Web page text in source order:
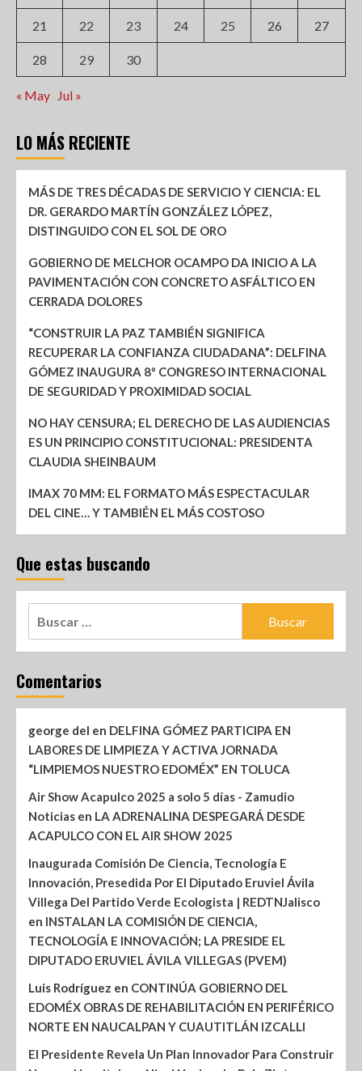
21 22 23 24 25 26 27
28 29 30
« May Jul »
LO MÁS RECIENTE
MÁS DE TRES DÉCADAS DE SERVICIO Y CIENCIA: EL
DR. GERARDO MARTÍN GONZÁLEZ LÓPEZ,
DISTINGUIDO CON EL SOL DE ORO
GOBIERNO DE MELCHOR OCAMPO DA INICIO A LA
PAVIMENTACIÓN CON CONCRETO ASFÁLTICO EN
CERRADA DOLORES
“CONSTRUIR LA PAZ TAMBIÉN SIGNIFICA
RECUPERAR LA CONFIANZA CIUDADANA”: DELFINA
GÓMEZ INAUGURA 8º CONGRESO INTERNACIONAL
DE SEGURIDAD Y PROXIMIDAD SOCIAL
NO HAY CENSURA; EL DERECHO DE LAS AUDIENCIAS
ES UN PRINCIPIO CONSTITUCIONAL: PRESIDENTA
CLAUDIA SHEINBAUM
IMAX 70 MM: EL FORMATO MÁS ESPECTACULAR
DEL CINE… Y TAMBIÉN EL MÁS COSTOSO
Que estas buscando
Comentarios
george del en DELFINA GÓMEZ PARTICIPA EN
LABORES DE LIMPIEZA Y ACTIVA JORNADA
“LIMPIEMOS NUESTRO EDOMÉX” EN TOLUCA
Air Show Acapulco 2025 a solo 5 días - Zamudio
Noticias en LA ADRENALINA DESPEGARÁ DESDE
ACAPULCO CON EL AIR SHOW 2025
Inaugurada Comisión De Ciencia, Tecnología E
Innovación, Presedida Por El Diputado Eruviel Ávila
Villega Del Partido Verde Ecologista | REDTNJalisco
en INSTALAN LA COMISIÓN DE CIENCIA,
TECNOLOGÍA E INNOVACIÓN; LA PRESIDE EL
DIPUTADO ERUVIEL ÁVILA VILLEGAS (PVEM)
Luis Rodríguez en CONTINÚA GOBIERNO DEL
EDOMÉX OBRAS DE REHABILITACIÓN EN PERIFÉRICO
NORTE EN NAUCALPAN Y CUAUTITLÁN IZCALLI
El Presidente Revela Un Plan Innovador Para Construir